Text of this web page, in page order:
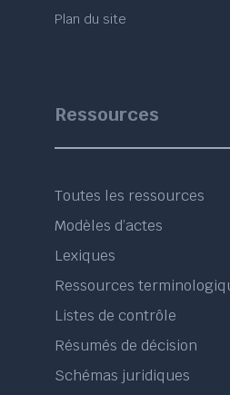
Plan du site
Ressources
Toutes les ressources
Modèles d’actes
Lexiques
Ressources
Listes de contrôle
Résumés de décision
Schémas juridiques